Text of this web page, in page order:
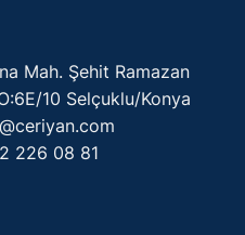
Mah. Şehit Ramazan
10 Selçuklu/Konya
226 08 81